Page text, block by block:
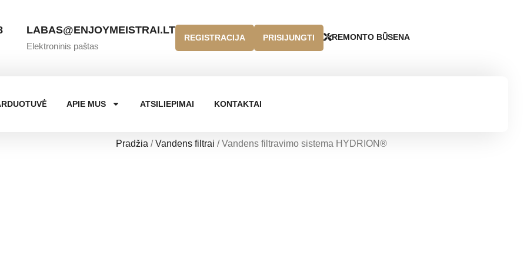
LABAS@ENJOYMEISTRAI.LT
Elektroninis paštas
REGISTRACIJA PRISIJUNGTI REMONTO BŪSENA
APIE MUS ATSILIEPIMAI KONTAKTAI
Pradžia /Vandens filtrai / Vandens filtravimo sistema HYDRION®